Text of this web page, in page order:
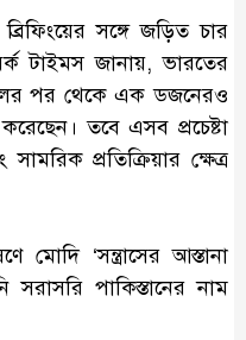
ব্রিফিংয়ের সঙ্গে জড়িত চার
টাইমস জানায়, ভারতের
পর থেকে এক ডজনেরও
তবে এসব প্রচেষ্টা
প্রতিক্রিয়ার ক্ষেত্র
‘সন্ত্রাসের আস্তানা
পাকিস্তানের নাম